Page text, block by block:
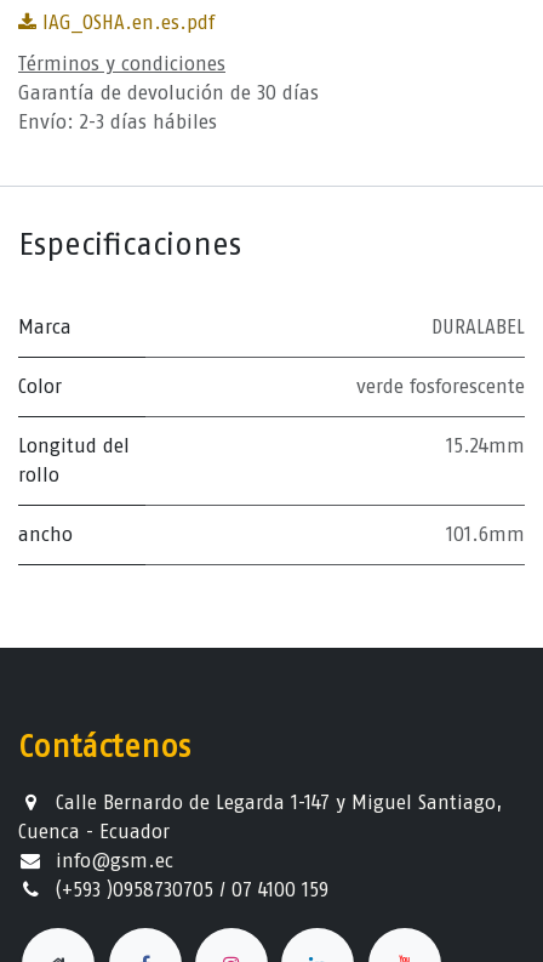
IAG_OSHA.en.es.pdf
Términos y condiciones
Garantía de devolución de 30 días
Envío: 2-3 días hábiles
Especificaciones
Marca DURALABEL
Color verde fosforescente
Longitud del
rollo
15.24mm
ancho 101.6mm
Contáctenos
Calle Bernardo de Legarda 1-147 y Miguel Santiago,
Cuenca - Ecuador
info@gsm.ec​
(+593 )0958730705 / 07 4100 159